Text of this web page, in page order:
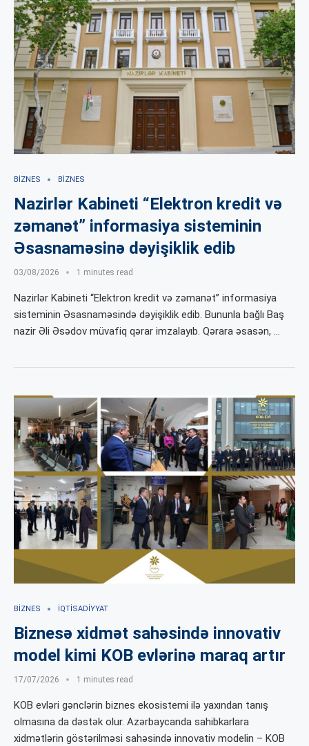
BIZNES BIZNES
Nazirlər Kabineti “Elektron kredit və
zəmanət” informasiya sisteminin
Əsasnaməsinə dəyişiklik edib
03/08/2026 1 minutes read
Nazirlər Kabineti “Elektron kredit və zəmanət” informasiya
sisteminin Əsasnaməsində dəyişiklik edib. Bununla bağlı Baş
nazir Əli Əsədov müvafiq qərar imzalayıb. Qərara əsasən, …
BIZNES İQTISADIYYAT
Biznesə xidmət sahəsində innovativ
model kimi KOB evlərinə maraq artır
17/07/2026 1 minutes read
KOB evləri gənclərin biznes ekosistemi ilə yaxından tanış
olmasına da dəstək olur. Azərbaycanda sahibkarlara
xidmətlərin göstərilməsi sahəsində innovativ modelin – KOB